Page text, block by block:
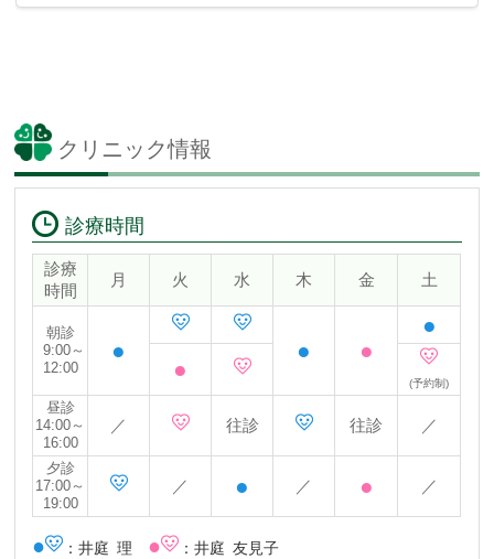
クリニック情報
診療時間
診療
時間
月 火 水 木 金 土
朝診
9:00～
12:00
● ● ●
●
●
(予約制)
昼診
14:00～
16:00
／ 往診 往診 ／
夕診
17:00～
19:00
／ ● ／ ● ／
● ：井庭 理 ● ：井庭 友見子